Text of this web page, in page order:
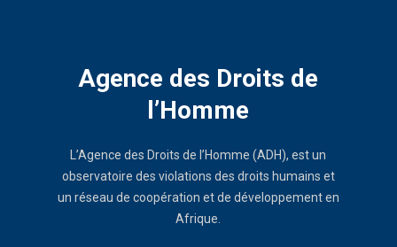
Agence des Droits de
l’Homme
L’Agence des Droits de l’Homme (ADH), est un
observatoire des violations des droits humains et
un réseau de coopération et de développement en
Afrique.